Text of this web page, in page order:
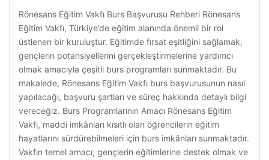
Rönesans Eğitim Vakfı Burs Başvurusu Rehberi Rönesans
Eğitim Vakfı, Türkiye’de eğitim alanında önemli bir rol
üstlenen bir kuruluştur. Eğitimde fırsat eşitliğini sağlamak,
gençlerin potansiyellerini gerçekleştirmelerine yardımcı
olmak amacıyla çeşitli burs programları sunmaktadır. Bu
makalede, Rönesans Eğitim Vakfı burs başvurusunun nasıl
yapılacağı, başvuru şartları ve süreç hakkında detaylı bilgi
vereceğiz. Burs Programlarının Amacı Rönesans Eğitim
Vakfı, maddi imkânları kısıtlı olan öğrencilerin eğitim
hayatlarını sürdürebilmeleri için burs imkânları sunmaktadır.
Vakfın temel amacı, gençlerin eğitimlerine destek olmak ve